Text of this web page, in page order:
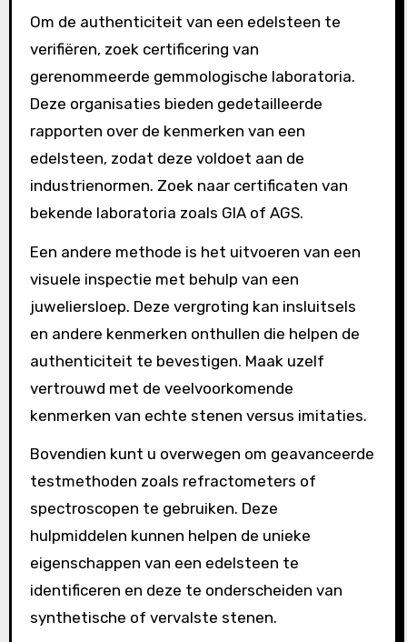
Om de authenticiteit van een edelsteen te
verifiëren, zoek certificering van
gerenommeerde gemmologische laboratoria.
Deze organisaties bieden gedetailleerde
rapporten over de kenmerken van een
edelsteen, zodat deze voldoet aan de
industrienormen. Zoek naar certificaten van
bekende laboratoria zoals GIA of AGS.
Een andere methode is het uitvoeren van een
visuele inspectie met behulp van een
juweliersloep. Deze vergroting kan insluitsels
en andere kenmerken onthullen die helpen de
authenticiteit te bevestigen. Maak uzelf
vertrouwd met de veelvoorkomende
kenmerken van echte stenen versus imitaties.
Bovendien kunt u overwegen om geavanceerde
testmethoden zoals refractometers of
spectroscopen te gebruiken. Deze
hulpmiddelen kunnen helpen de unieke
eigenschappen van een edelsteen te
identificeren en deze te onderscheiden van
synthetische of vervalste stenen.